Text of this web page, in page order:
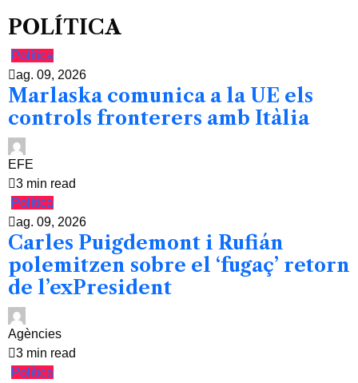
POLÍTICA
Política
ag. 09, 2026
Marlaska comunica a la UE els
controls fronterers amb Itàlia
EFE
3 min read
Política
ag. 09, 2026
Carles Puigdemont i Rufián
polemitzen sobre el ‘fugaç’ retorn
de l’exPresident
Agències
3 min read
Política